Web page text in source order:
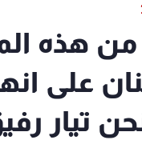
من هذه
على
تيار